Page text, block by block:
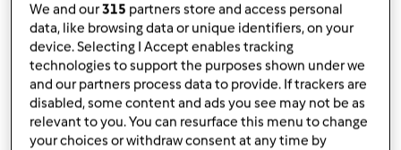
6maçã,s (455 gr já descascada e cortada)
100 gr ou 5 colheres de sopa de açúcar
1 colher de sopa de canela
385 gr de farinha peneirada
1 colher de sopa de fermento em pó
1 pitada de sal
410 gr de açúcar
We and our315 partners store and access personal
data, like browsing data or unique identifiers, on your
device. Selecting I Accept enables tracking
technologies to support the purposes shown under we
and our partners process data to provide. If trackers are
disabled, some content and ads you see may not be as
relevant to you. You can resurface this menu to change
your choices or withdraw consent at any time by